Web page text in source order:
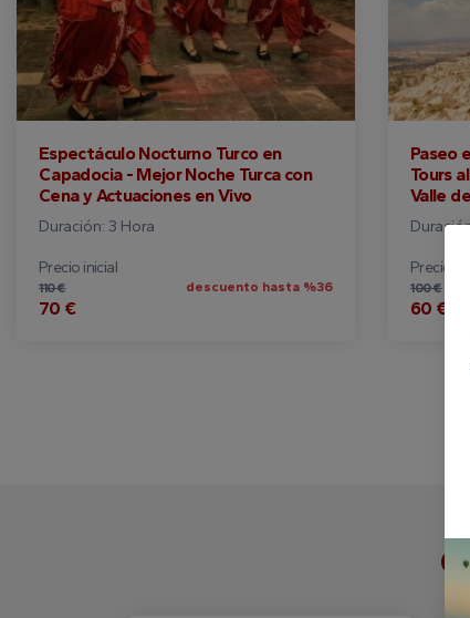
Espectáculo Nocturno Turco en
Capadocia - Mejor Noche Turca con
Cena y Actuaciones en Vivo
Duración: 3 Hora
Precio inicial
110 €
70 €
descuento hasta %36
Paseo
Tours
Valle
Precio
100 €
60 €